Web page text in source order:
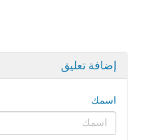
إضافة تعليق
اسمك